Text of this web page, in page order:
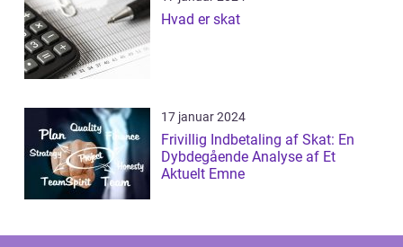
Hvad er skat
17 januar 2024
Frivillig Indbetaling af Skat: En
Dybdegående Analyse af Et
Aktuelt Emne